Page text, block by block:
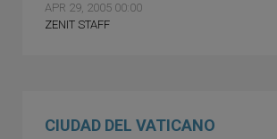
APR 29, 2005 00:00
ZENIT STAFF
CIUDAD DEL VATICANO